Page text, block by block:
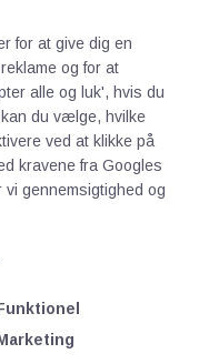
for at give dig en
og for at
alle og luk', hvis du
du vælge, hvilke
ved at klikke på
kravene fra Googles
vi gennemsigtighed og